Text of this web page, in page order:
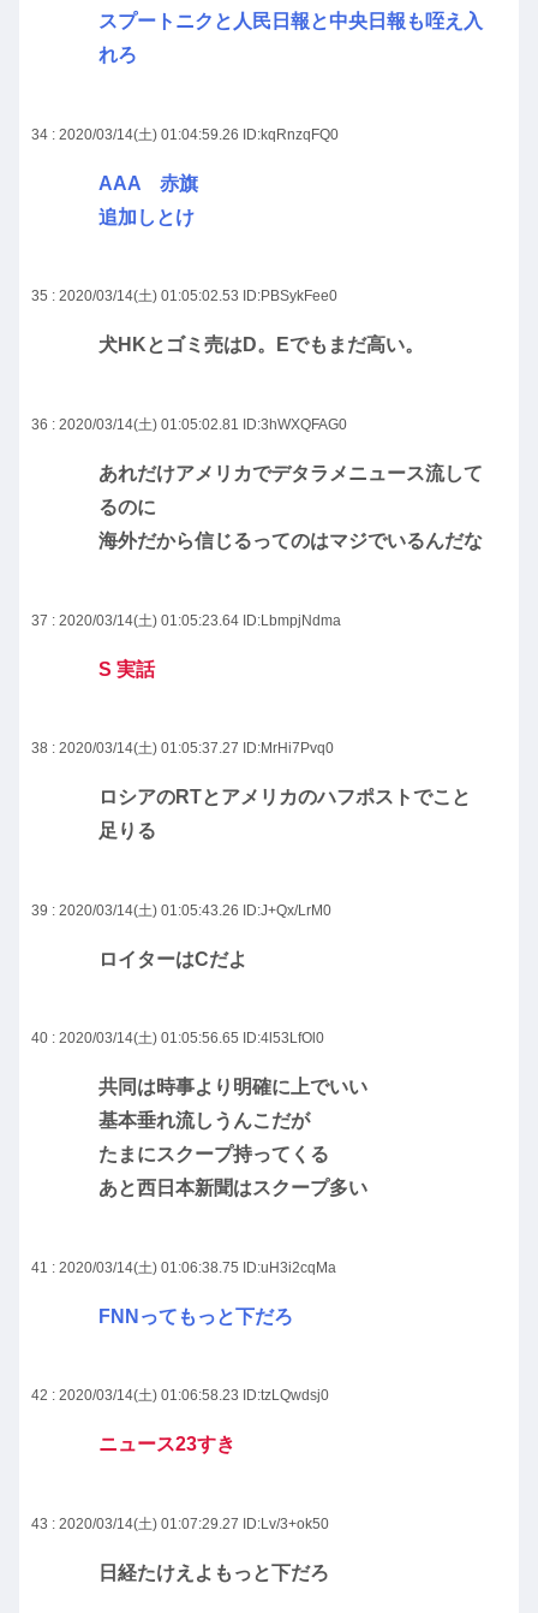
スプートニクと人民日報と中央日報も咥え入
れろ
34 : 2020/03/14(土) 01:04:59.26 ID:kqRnzqFQ0
AAA 赤旗
追加しとけ
35 : 2020/03/14(土) 01:05:02.53 ID:PBSykFee0
犬HKとゴミ売はD。Eでもまだ高い。
36 : 2020/03/14(土) 01:05:02.81 ID:3hWXQFAG0
あれだけアメリカでデタラメニュース流して
るのに
海外だから信じるってのはマジでいるんだな
37 : 2020/03/14(土) 01:05:23.64 ID:LbmpjNdma
S 実話
38 : 2020/03/14(土) 01:05:37.27 ID:MrHi7Pvq0
ロシアのRTとアメリカのハフポストでこと
足りる
39 : 2020/03/14(土) 01:05:43.26 ID:J+Qx/LrM0
ロイターはCだよ
40 : 2020/03/14(土) 01:05:56.65 ID:4l53LfOl0
共同は時事より明確に上でいい
基本垂れ流しうんこだが
たまにスクープ持ってくる
あと西日本新聞はスクープ多い
41 : 2020/03/14(土) 01:06:38.75 ID:uH3i2cqMa
FNNってもっと下だろ
42 : 2020/03/14(土) 01:06:58.23 ID:tzLQwdsj0
ニュース23すき
43 : 2020/03/14(土) 01:07:29.27 ID:Lv/3+ok50
日経たけえよもっと下だろ